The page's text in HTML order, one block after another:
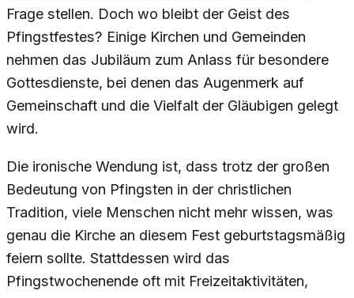
Frage stellen. Doch wo bleibt der Geist des
Pfingstfestes? Einige Kirchen und Gemeinden
nehmen das Jubiläum zum Anlass für besondere
Gottesdienste, bei denen das Augenmerk auf
Gemeinschaft und die Vielfalt der Gläubigen gelegt
wird.
Die ironische Wendung ist, dass trotz der großen
Bedeutung von Pfingsten in der christlichen
Tradition, viele Menschen nicht mehr wissen, was
genau die Kirche an diesem Fest geburtstagsmäßig
feiern sollte. Stattdessen wird das
Pfingstwochenende oft mit Freizeitaktivitäten,